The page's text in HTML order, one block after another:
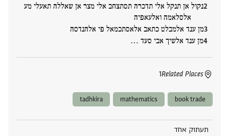
נקול אן תנקל אלי תדכרה תסתצחב אלי מצר אן שאללה תאעלי מע
אלסלאמה ואלעאפיה
מן ענד אלמבלט כתאב אלאסתכמאל פי אלהנדסה
מן ענד אלשיך אבי סעד ‮…
Related Places
1
book trade
mathematics
tadhkira
תעתוק אחד